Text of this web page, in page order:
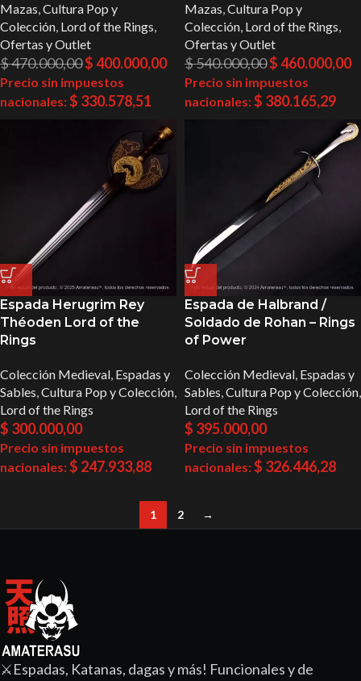
Mazas,Cultura Pop y
Colección, Lord of the Rings,
Ofertas y Outlet
$470.000,00$400.000,00
Precio sin impuestos
nacionales:$ 330.578,51
Mazas,Cultura Pop y
Colección, Lord of the Rings,
Ofertas y Outlet
$540.000,00$460.000,00
Precio sin impuestos
nacionales:$ 380.165,29
Espada Herugrim Rey
Théoden Lord of the
Rings
Colección Medieval, Espadas y
Sables,Cultura Pop y Colección,
Lord of the Rings
$ 300.000,00
Precio sin impuestos
nacionales:$ 247.933,88
Espada de Halbrand /
Soldado de Rohan – Rings
of Power
Colección Medieval, Espadas y
Sables,Cultura Pop y Colección,
Lord of the Rings
$ 395.000,00
Precio sin impuestos
nacionales:$ 326.446,28
1 2 →
⚔️Espadas, Katanas, dagas y más! Funcionales y de